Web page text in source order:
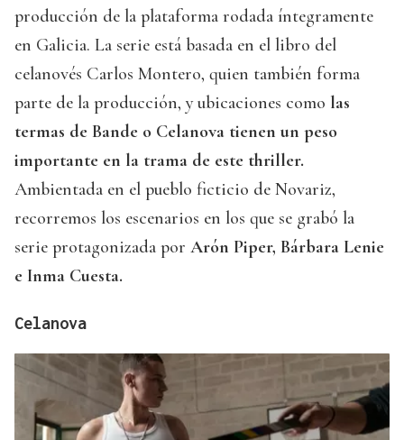
producción de la plataforma rodada íntegramente
en Galicia. La serie está basada en el libro del
celanovés Carlos Montero, quien también forma
parte de la producción, y ubicaciones como las
termas de Bande o Celanova tienen un peso
importante en la trama de este thriller.
Ambientada en el pueblo ficticio de Novariz,
recorremos los escenarios en los que se grabó la
serie protagonizada por Arón Piper, Bárbara Lenie
e Inma Cuesta.
Celanova